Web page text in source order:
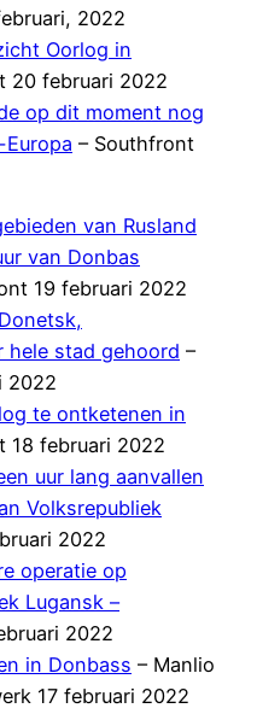
2022
Oorlog in
20 februari 2022
op dit moment nog
– Southfront
van Rusland
van Donbas
19 februari 2022
stad gehoord –
2022
te ontketenen in
18 februari 2022
uur lang aanvallen
Volksrepubliek
2022
operatie op
Lugansk –
2022
in Donbass – Manlio
17 februari 2022